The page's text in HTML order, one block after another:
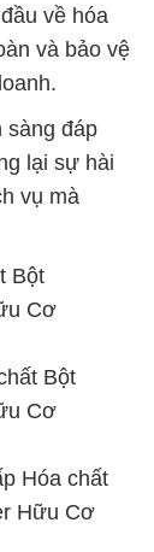
lại sự hài
vụ mà
Bột
Cơ
Bột
Cơ
Hóa chất
Hữu Cơ
Bột
Cơ